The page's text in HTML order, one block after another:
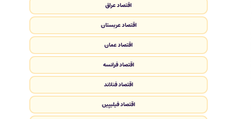
اقتصاد عراق
اقتصاد عربستان
اقتصاد عمان
اقتصاد فرانسه
اقتصاد فنلاند
اقتصاد فیلیپین